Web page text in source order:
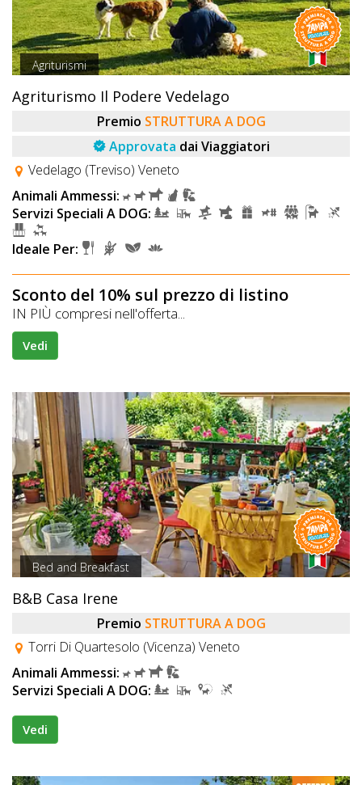
Agriturismi
Agriturismo Il Podere Vedelago
Premio STRUTTURA A DOG
Approvata dai Viaggiatori
Vedelago (Treviso) Veneto
Animali Ammessi:
Servizi Speciali A DOG:
Ideale Per:
Sconto del 10% sul prezzo di listino
IN PIÙ compresi nell'offerta...
Vedi
Bed and Breakfast
B&B Casa Irene
Premio STRUTTURA A DOG
Torri Di Quartesolo (Vicenza) Veneto
Animali Ammessi:
Servizi Speciali A DOG:
Vedi